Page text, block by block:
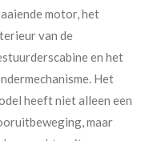
motor, het
van de
en het
Het
heeft niet alleen een
maar